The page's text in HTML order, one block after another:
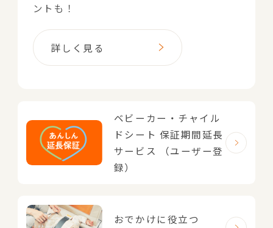
ントも！
詳しく見る
ベビーカー・チャイル
ドシート 保証期間延長
サービス
（ユーザー登
録）
おでかけに役立つ